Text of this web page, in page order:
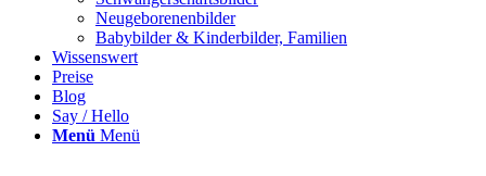
Neugeborenenbilder
Babybilder & Kinderbilder, Familien
Wissenswert
Preise
Blog
Say / Hello
Menü Menü